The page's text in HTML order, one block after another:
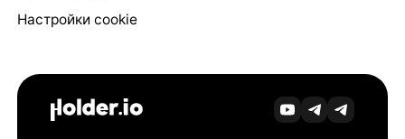
Настройки cookie